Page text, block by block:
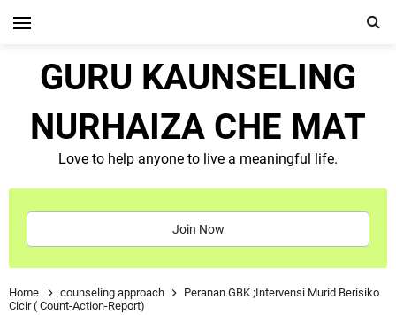
GURU KAUNSELING
NURHAIZA CHE MAT
Love to help anyone to live a meaningful life.
Join Now
Home counseling approach
Peranan GBK ;Intervensi Murid Berisiko
Cicir ( Count-Action-Report)